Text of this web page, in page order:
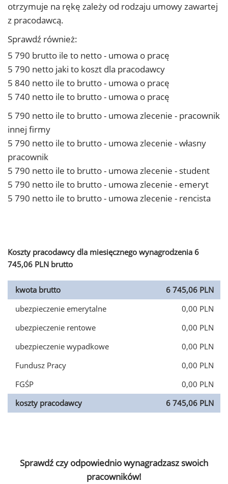
otrzymuje na rękę zależy od rodzaju umowy zawartej
z pracodawcą.
Sprawdź również:
5 790 brutto ile to netto - umowa o pracę
5 790 netto jaki to koszt dla pracodawcy
5 840 netto ile to brutto - umowa o pracę
5 740 netto ile to brutto - umowa o pracę
5 790 netto ile to brutto - umowa zlecenie - pracownik
innej firmy
5 790 netto ile to brutto - umowa zlecenie - własny
pracownik
5 790 netto ile to brutto - umowa zlecenie - student
5 790 netto ile to brutto - umowa zlecenie - emeryt
5 790 netto ile to brutto - umowa zlecenie - rencista
Koszty pracodawcy dla miesięcznego wynagrodzenia 6
745,06 PLN brutto
kwota brutto
6 745,06 PLN
ubezpieczenie emerytalne
0,00 PLN
ubezpieczenie rentowe
0,00 PLN
ubezpieczenie wypadkowe
0,00 PLN
Fundusz Pracy
0,00 PLN
FGŚP
0,00 PLN
koszty pracodawcy
6 745,06 PLN
Sprawdź czy odpowiednio wynagradzasz swoich
pracowników!